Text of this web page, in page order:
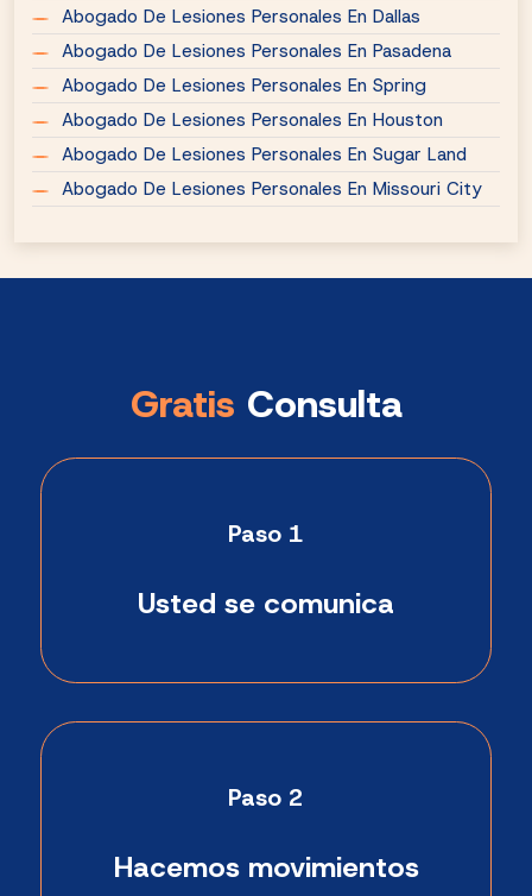
Abogado De Lesiones Personales En Dallas
Abogado De Lesiones Personales En Pasadena
Abogado De Lesiones Personales En Spring
Abogado De Lesiones Personales En Houston
Abogado De Lesiones Personales En Sugar Land
Abogado De Lesiones Personales En Missouri City
Gratis Consulta
Paso 1
Usted se comunica
Paso 2
Hacemos movimientos